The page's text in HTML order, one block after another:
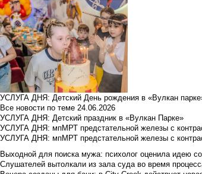
УСЛУГА ДНЯ: Детский День рождения в «Вулкан
Все новости по теме 24.06.2026
УСЛУГА ДНЯ: Детский праздник в «Вулкан Парке»
УСЛУГА ДНЯ: мпМРТ предстательной железы с
УСЛУГА ДНЯ: мпМРТ предстательной железы с
Выходной для поиска мужа: психолог оценила идею
Слушателей вытолкали из зала суда во время